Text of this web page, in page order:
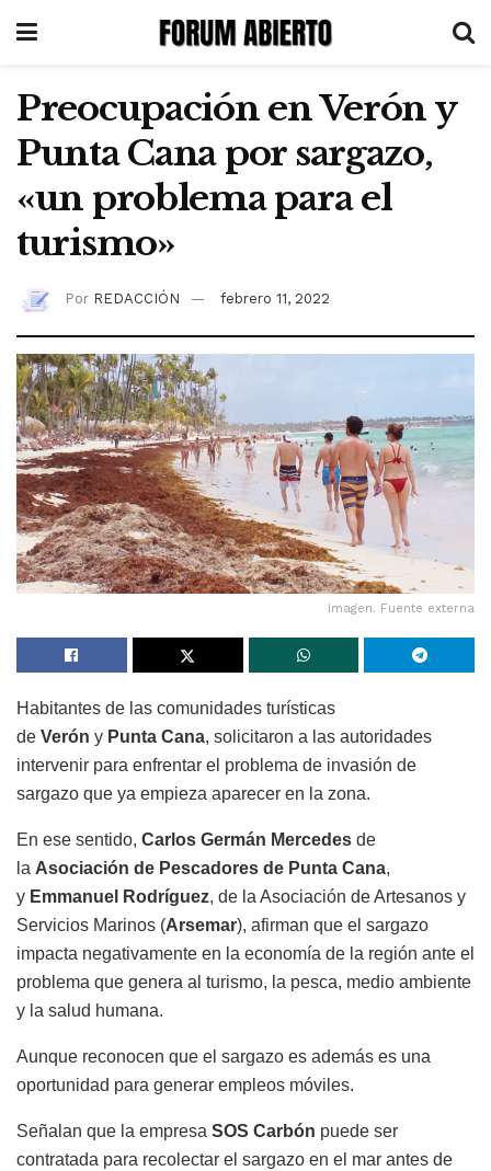
Preocupación en Verón y
Punta Cana por sargazo,
«un problema para el
turismo»
Por REDACCIÓN febrero 11, 2022
Imagen. Fuente externa
Habitantes de las comunidades turísticas
de Verón y Punta Cana, solicitaron a las autoridades
intervenir para enfrentar el problema de invasión de
sargazo que ya empieza aparecer en la zona.
En ese sentido, Carlos Germán Mercedes de
la Asociación de Pescadores de Punta Cana,
y Emmanuel Rodríguez, de la Asociación de Artesanos y
Servicios Marinos (Arsemar), afirman que el sargazo
impacta negativamente en la economía de la región ante el
problema que genera al turismo, la pesca, medio ambiente
y la salud humana.
Aunque reconocen que el sargazo es además es una
oportunidad para generar empleos móviles.
Señalan que la empresa SOS Carbón puede ser
contratada para recolectar el sargazo en el mar antes de